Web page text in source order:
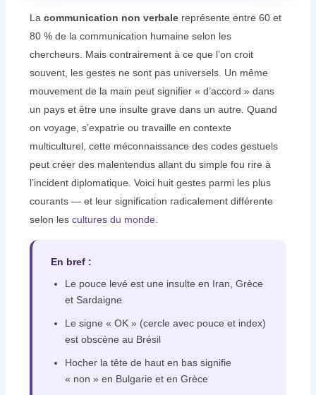
Lacommunication non verbale représente entre 60 et
80 % de la communication humaine selon les
chercheurs. Mais contrairement à ce que l’on croit
souvent, les gestes ne sont pas universels. Un même
mouvement de la main peut signifier « d’accord » dans
un pays et être une insulte grave dans un autre. Quand
on voyage, s’expatrie ou travaille en contexte
multiculturel, cette méconnaissance des codes gestuels
peut créer des malentendus allant du simple fou rire à
l’incident diplomatique. Voici huit gestes parmi les plus
courants — et leur signification radicalement différente
selon lescultures du monde
En bref :
Le pouce levé est une insulte en Iran, Grèce
et Sardaigne
Le signe « OK » (cercle avec pouce et index)
est obscène au Brésil
Hocher la tête de haut en bas signifie
« non » en Bulgarie et en Grèce